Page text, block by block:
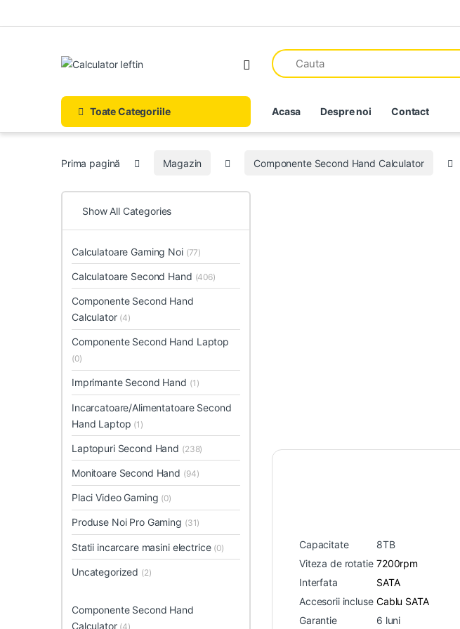
Open
Toate Categoriile Acasa Despre noi Contact
Prima pagină Magazin Componente Second Hand Calculator
Capacitate
8TB
Viteza de rotatie 7200rpm
Interfata
SATA
Accesorii incluse Cablu SATA
Garantie
6 luni
Show All Categories
Calculatoare Gaming Noi (77)
Calculatoare Second Hand (406)
Componente Second Hand
Calculator (4)
Componente Second Hand Laptop
(0)
Imprimante Second Hand (1)
Incarcatoare/Alimentatoare Second
Hand Laptop (1)
Laptopuri Second Hand (238)
Monitoare Second Hand (94)
Placi Video Gaming (0)
Produse Noi Pro Gaming (31)
Statii incarcare masini electrice (0)
Uncategorized (2)
Componente Second Hand
Calculator (4)